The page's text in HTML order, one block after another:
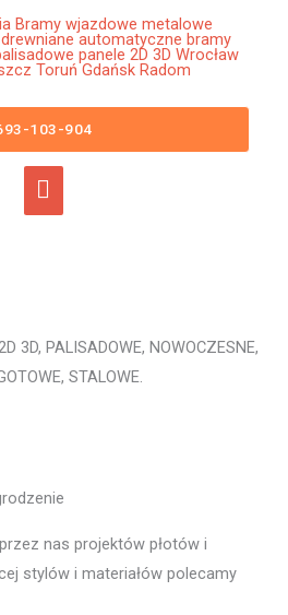
Główne
menu
103-904
Bramy
Płoty Metalowe
Stalowe
3D, PALISADOWE, NOWOCZESNE,
STALOWE.
nas projektów płotów i
stylów i materiałów polecamy